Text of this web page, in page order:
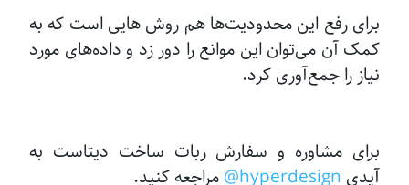
برای رفع این محدودیت‌ها هم روش هایی است که به
کمک آن می‌توان این موانع را دور زد و داده‌های مورد
نیاز را جمع‌آوری کرد.
برای مشاوره و سفارش ربات ساخت دیتاست به
آیدی hyperdesign@ مراجعه کنید.